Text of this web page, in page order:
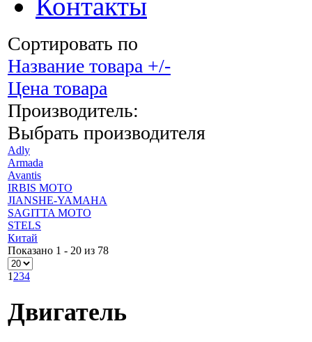
Сортировать по
Название товара +/-
Цена товара
Производитель:
Выбрать производителя
Adly
Armada
Avantis
IRBIS MOTO
JIANSHE-YAMAHA
SAGITTA MOTO
STELS
Китай
Показано 1 - 20 из 78
1 234
Двигатель